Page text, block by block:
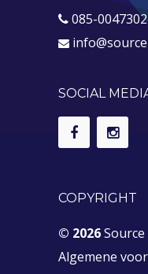
085-0047302
SOCIAL
COPYRIGHT
© 2026Source
Algemene